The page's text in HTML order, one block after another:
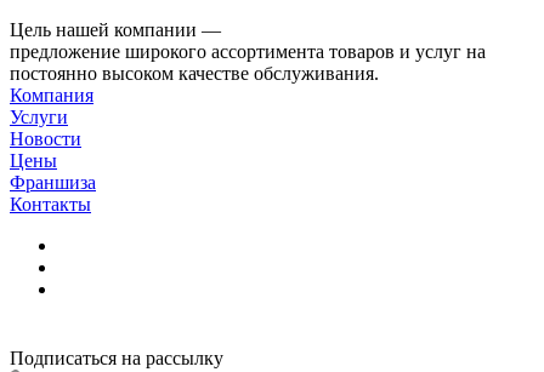
Цель нашей компании —
предложение широкого ассортимента товаров и услуг на
постоянно высоком качестве обслуживания.
Компания
Услуги
Новости
Цены
Франшиза
Контакты
Подписаться на рассылку